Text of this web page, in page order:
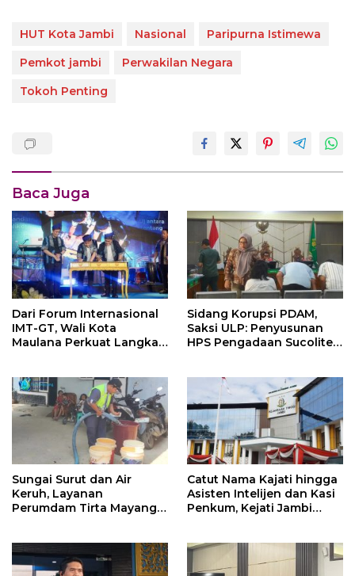
HUT Kota Jambi Nasional
Paripurna Istimewa
Pemkot jambi
Perwakilan Negara
Tokoh Penting
Baca Juga
Dari Forum Internasional
IMT-GT, Wali Kota
Maulana Perkuat Langkah
Sidang Korupsi PDAM,
Saksi ULP: Penyusunan
HPS Pengadaan Sucolite
Sungai Surut dan Air
Keruh, Layanan
Perumdam Tirta Mayang
Catut Nama Kajati hingga
Asisten Intelijen dan Kasi
Penkum, Kejati Jambi